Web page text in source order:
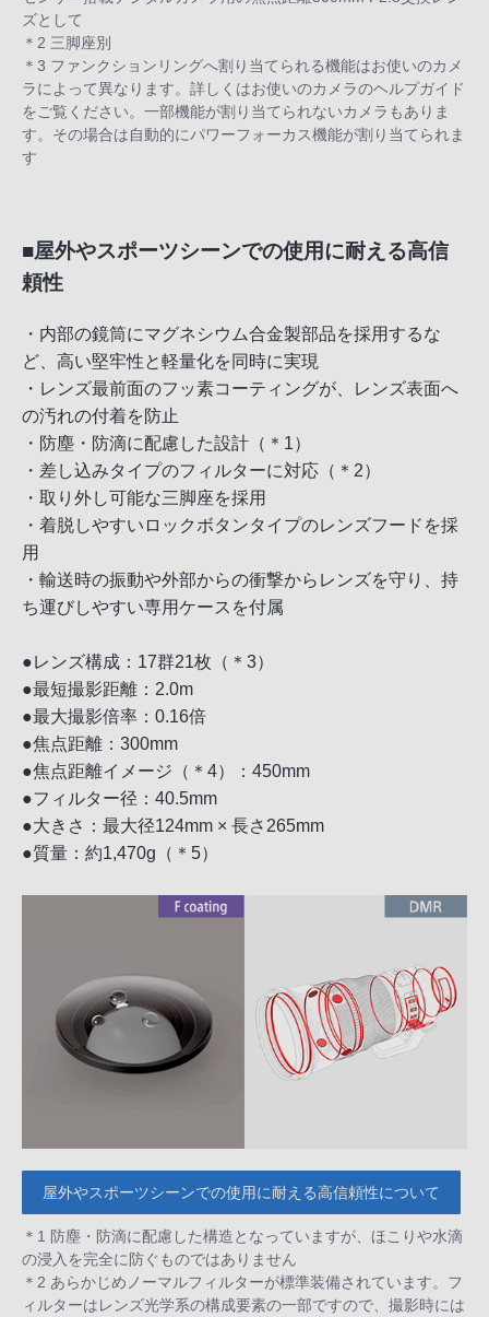
ズとして
＊2 三脚座別
＊3 ファンクションリングへ割り当てられる機能はお使いのカメ
ラによって異なります。詳しくはお使いのカメラのヘルプガイド
をご覧ください。一部機能が割り当てられないカメラもありま
す。その場合は自動的にパワーフォーカス機能が割り当てられま
す
■屋外やスポーツシーンでの使用に耐える高信
頼性
・内部の鏡筒にマグネシウム合金製部品を採用するな
ど、高い堅牢性と軽量化を同時に実現
・レンズ最前面のフッ素コーティングが、レンズ表面へ
の汚れの付着を防止
・防塵・防滴に配慮した設計（＊1）
・差し込みタイプのフィルターに対応（＊2）
・取り外し可能な三脚座を採用
・着脱しやすいロックボタンタイプのレンズフードを採
用
・輸送時の振動や外部からの衝撃からレンズを守り、持
ち運びしやすい専用ケースを付属
●レンズ構成：17群21枚（＊3）
●最短撮影距離：2.0m
●最大撮影倍率：0.16倍
●焦点距離：300mm
●焦点距離イメージ（＊4）：450mm
●フィルター径：40.5mm
●大きさ：最大径124mm × 長さ265mm
●質量：約1,470g（＊5）
屋外やスポーツシーンでの使用に耐える高信頼性について
＊1 防塵・防滴に配慮した構造となっていますが、ほこりや水滴
の浸入を完全に防ぐものではありません
＊2 あらかじめノーマルフィルターが標準装備されています。フ
ィルターはレンズ光学系の構成要素の一部ですので、撮影時には